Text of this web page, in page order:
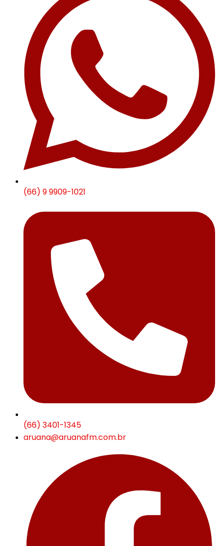
(66) 9 9909-1021
(66) 3401-1345
aruana@aruanafm.com.br